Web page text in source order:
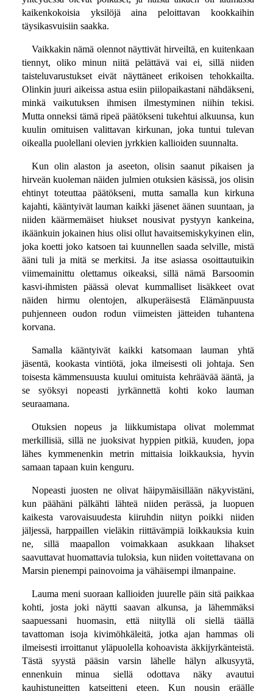
kaikenkokoisia yksilöjä aina peloittavan kookkaihin
täysikasvuisiin saakka.
Vaikkakin nämä olennot näyttivät hirveiltä, en kuitenkaan
tiennyt, oliko minun niitä pelättävä vai ei, sillä niiden
taisteluvarustukset eivät näyttäneet erikoisen tehokkailta.
Olinkin juuri aikeissa astua esiin piilopaikastani nähdäkseni,
minkä vaikutuksen ihmisen ilmestyminen niihin tekisi.
Mutta onneksi tämä ripeä päätökseni tukehtui alkuunsa, kun
kuulin omituisen valittavan kirkunan, joka tuntui tulevan
oikealla puolellani olevien jyrkkien kallioiden suunnalta.
Kun olin alaston ja aseeton, olisin saanut pikaisen ja
hirveän kuoleman näiden julmien otuksien käsissä, jos olisin
ehtinyt toteuttaa päätökseni, mutta samalla kun kirkuna
kajahti, kääntyivät lauman kaikki jäsenet äänen suuntaan, ja
niiden käärmemäiset hiukset nousivat pystyyn kankeina,
ikäänkuin jokainen hius olisi ollut havaitsemiskykyinen elin,
joka koetti joko katsoen tai kuunnellen saada selville, mistä
ääni tuli ja mitä se merkitsi. Ja itse asiassa osoittautuikin
viimemainittu olettamus oikeaksi, sillä nämä Barsoomin
kasvi-ihmisten päässä olevat kummalliset lisäkkeet ovat
näiden hirmu olentojen, alkuperäisestä Elämänpuusta
puhjenneen oudon rodun viimeisten jätteiden tuhantena
korvana.
Samalla kääntyivät kaikki katsomaan lauman yhtä
jäsentä, kookasta vintiötä, joka ilmeisesti oli johtaja. Sen
toisesta kämmensuusta kuului omituista kehräävää ääntä, ja
se syöksyi nopeasti jyrkännettä kohti koko lauman
seuraamana.
Otuksien nopeus ja liikkumistapa olivat molemmat
merkillisiä, sillä ne juoksivat hyppien pitkiä, kuuden, jopa
lähes kymmenenkin metrin mittaisia loikkauksia, hyvin
samaan tapaan kuin kenguru.
Nopeasti juosten ne olivat häipymäisillään näkyvistäni,
kun päähäni pälkähti lähteä niiden perässä, ja luopuen
kaikesta varovaisuudesta kiiruhdin niityn poikki niiden
jäljessä, harppaillen vieläkin riittävämpiä loikkauksia kuin
ne, sillä maapallon voimakkaan asukkaan lihakset
saavuttavat huomattavia tuloksia, kun niiden voitettavana on
Marsin pienempi painovoima ja vähäisempi ilmanpaine.
Lauma meni suoraan kallioiden juurelle päin sitä paikkaa
kohti, josta joki näytti saavan alkunsa, ja lähemmäksi
saapuessani huomasin, että niityllä oli siellä täällä
tavattoman isoja kivimöhkäleitä, jotka ajan hammas oli
ilmeisesti irroittanut yläpuolella kohoavista äkkijyrkänteistä.
Tästä syystä pääsin varsin lähelle hälyn alkusyytä,
ennenkuin minua siellä odottava näky avautui
kauhistuneitten katseitteni eteen. Kun nousin eräälle